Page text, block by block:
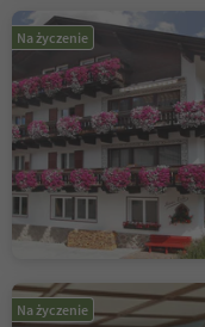
Na życzenie
Na życzenie